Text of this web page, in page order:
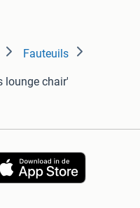
Fauteuils
lounge chair'